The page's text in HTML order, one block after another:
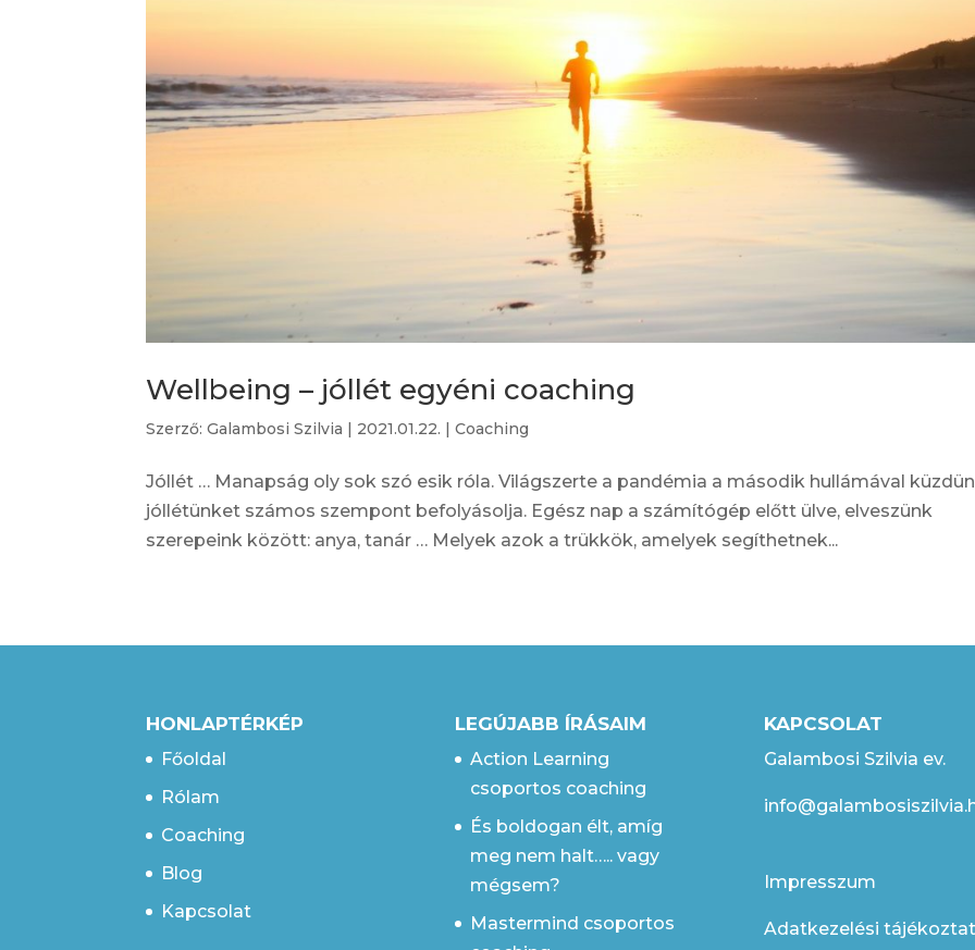
Wellbeing – jóllét egyéni coaching
Szerző:Galambosi Szilvia | 2021.01.22. |Coaching
Jóllét … Manapság oly sok szó esik róla. Világszerte a pandémia a második hullámával
jóllétünket számos szempont befolyásolja. Egész nap a számítógép előtt ülve, elveszünk
szerepeink között: anya, tanár … Melyek azok a trükkök, amelyek segíthetnek...
HONLAPTÉRKÉP
Főoldal
Rólam
Coaching
Blog
Kapcsolat
LEGÚJABB ÍRÁSAIM
Action Learning
csoportos coaching
És boldogan élt, amíg
meg nem halt….. vagy
mégsem?
Mastermind csoportos
KAPCSOLAT
Galambosi Szilvia ev.
Impresszum
Adatkezelési